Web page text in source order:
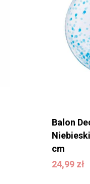
Balon
cm
24,99 zł
24,99zł